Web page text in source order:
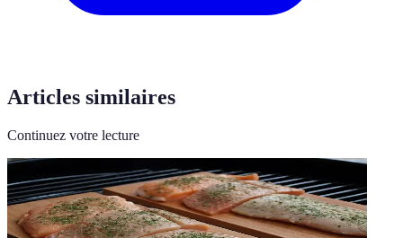
Articles similaires
Continuez votre lecture